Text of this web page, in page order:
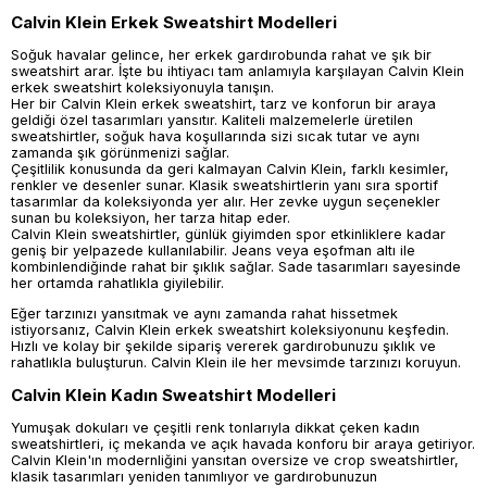
Calvin Klein Erkek Sweatshirt Modelleri
Soğuk havalar gelince, her erkek gardırobunda rahat ve şık bir
sweatshirt arar. İşte bu ihtiyacı tam anlamıyla karşılayan Calvin Klein
erkek sweatshirt koleksiyonuyla tanışın.
Her bir Calvin Klein erkek sweatshirt, tarz ve konforun bir araya
geldiği özel tasarımları yansıtır. Kaliteli malzemelerle üretilen
sweatshirtler, soğuk hava koşullarında sizi sıcak tutar ve aynı
zamanda şık görünmenizi sağlar.
Çeşitlilik konusunda da geri kalmayan Calvin Klein, farklı kesimler,
renkler ve desenler sunar. Klasik sweatshirtlerin yanı sıra sportif
tasarımlar da koleksiyonda yer alır. Her zevke uygun seçenekler
sunan bu koleksiyon, her tarza hitap eder.
Calvin Klein sweatshirtler, günlük giyimden spor etkinliklere kadar
geniş bir yelpazede kullanılabilir. Jeans veya eşofman altı ile
kombinlendiğinde rahat bir şıklık sağlar. Sade tasarımları sayesinde
her ortamda rahatlıkla giyilebilir.
Eğer tarzınızı yansıtmak ve aynı zamanda rahat hissetmek
istiyorsanız, Calvin Klein erkek sweatshirt koleksiyonunu keşfedin.
Hızlı ve kolay bir şekilde sipariş vererek gardırobunuzu şıklık ve
rahatlıkla buluşturun. Calvin Klein ile her mevsimde tarzınızı koruyun.
Calvin Klein Kadın Sweatshirt Modelleri
Yumuşak dokuları ve çeşitli renk tonlarıyla dikkat çeken kadın
sweatshirtleri, iç mekanda ve açık havada konforu bir araya getiriyor.
Calvin Klein'ın modernliğini yansıtan oversize ve crop sweatshirtler,
klasik tasarımları yeniden tanımlıyor ve gardırobunuzun